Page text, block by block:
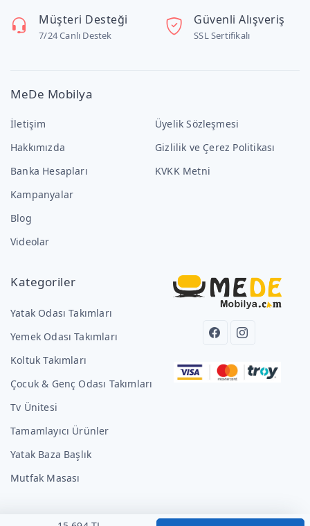
Müşteri Desteği
7/24 Canlı Destek
Güvenli Alışveriş
SSL Sertifikalı
MeDe Mobilya
İletişim
Hakkımızda
Banka Hesapları
Kampanyalar
Blog
Videolar
Üyelik Sözleşmesi
Gizlilik ve Çerez Politikası
KVKK Metni
Kategoriler
Yatak Odası Takımları
Yemek Odası Takımları
Koltuk Takımları
Çocuk & Genç Odası Takımları
Tv Ünitesi
Tamamlayıcı Ürünler
Yatak Baza Başlık
Mutfak Masası